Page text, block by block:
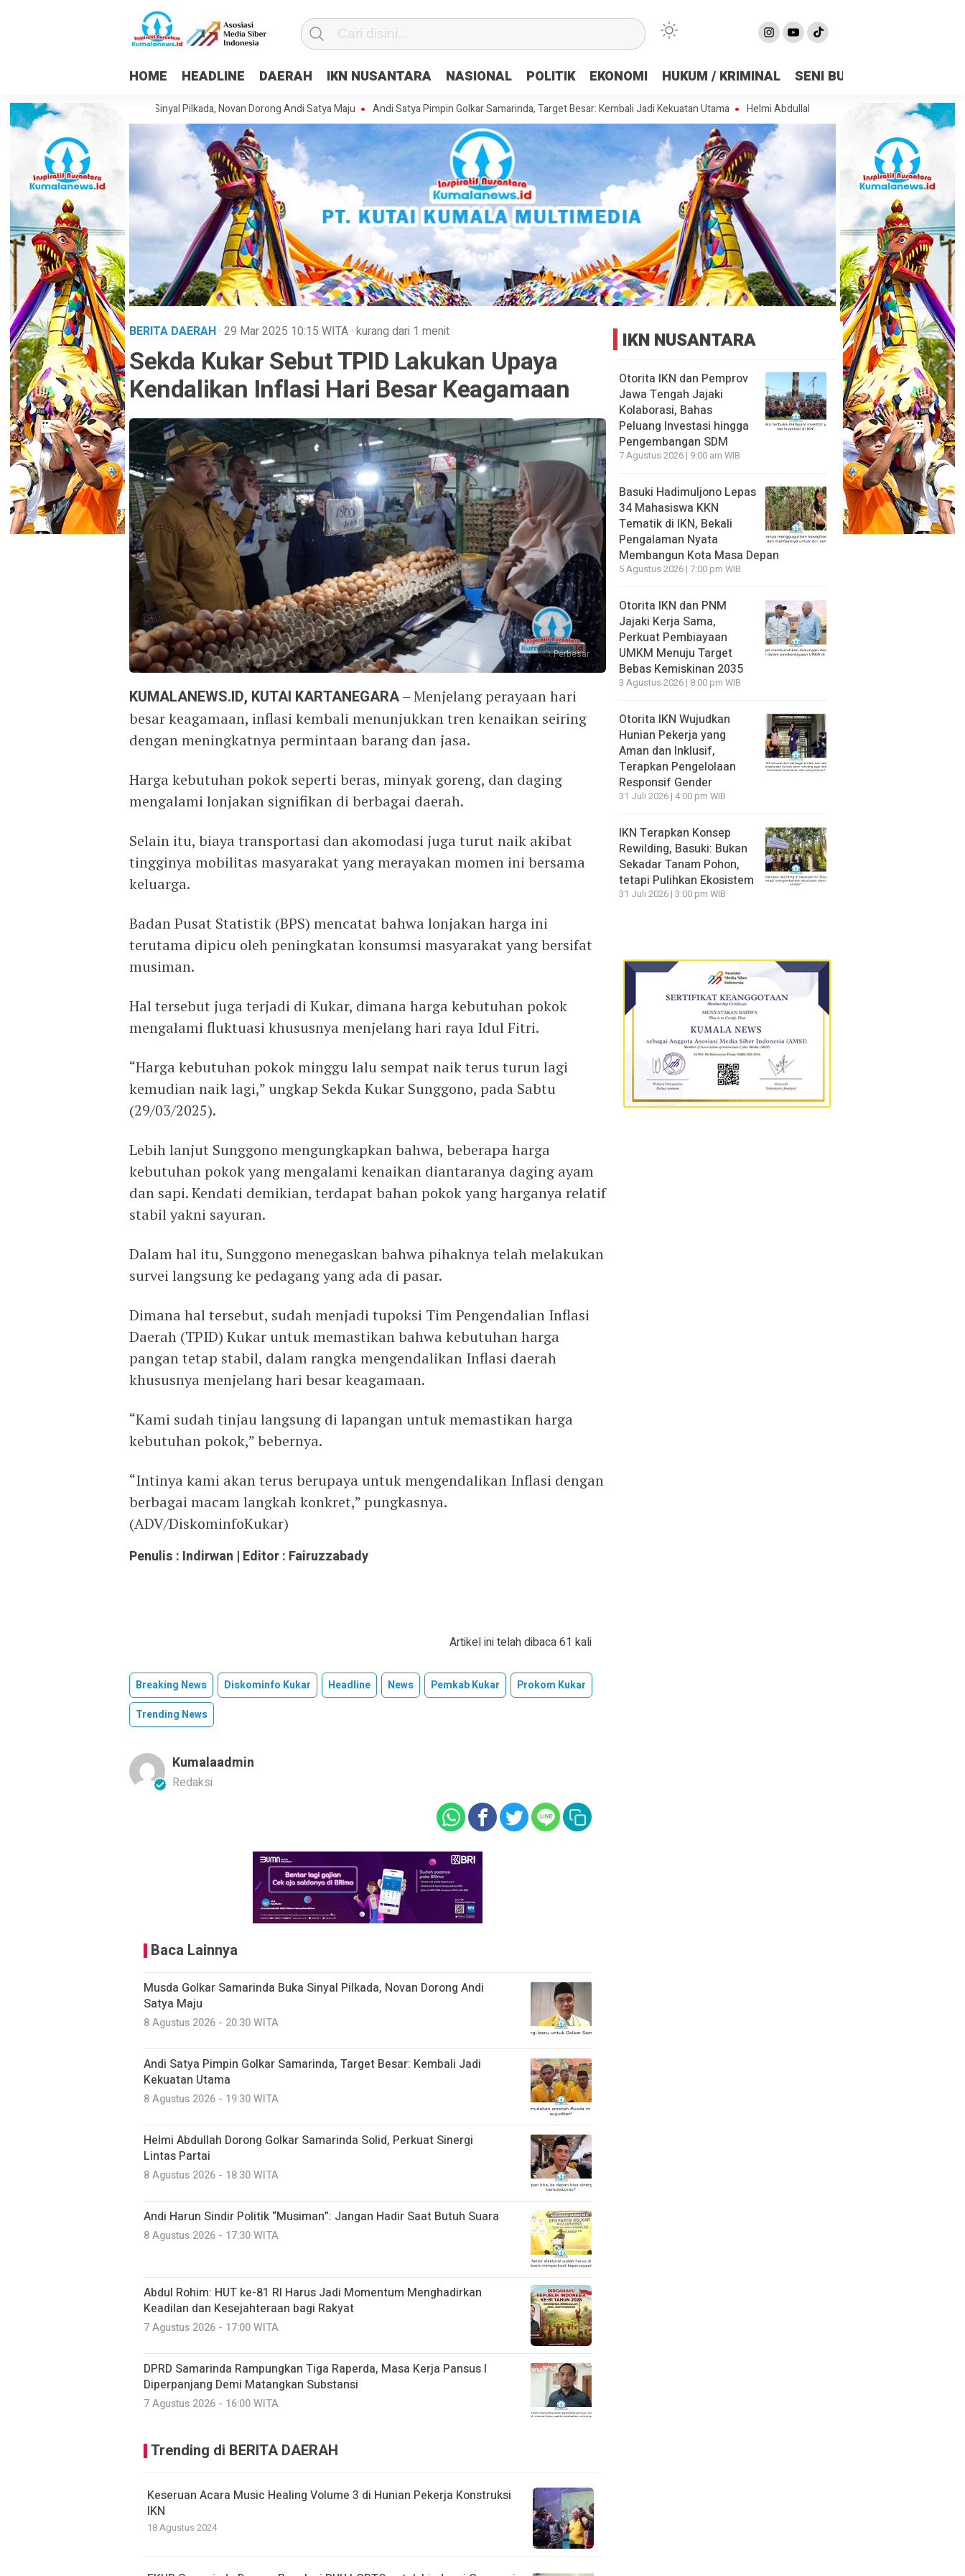
HOME HEADLINE DAERAH IKN NUSANTARA NASIONAL POLITIK EKONOMI HUKUM / KRIMINAL SENI BUDAYA
Golkar Samarinda Buka Sinyal Pilkada, Novan Dorong Andi Satya Maju Andi Satya Pimpin Golkar Samarinda, Target Besar: Kembali Jadi Kekuatan Utama Helmi Abdullah Dorong Golkar Samarinda Solid, Perkuat
BERITA DAERAH· 29 Mar 2025 10:15 WITA· kurang dari 1 menit
Sekda Kukar Sebut TPID Lakukan Upaya
Kendalikan Inflasi Hari Besar Keagamaan
Perbesar
KUMALANEWS.ID, KUTAI KARTANEGARA– Menjelang perayaan hari
besar keagamaan, inflasi kembali menunjukkan tren kenaikan seiring
dengan meningkatnya permintaan barang dan jasa.
Harga kebutuhan pokok seperti beras, minyak goreng, dan daging
mengalami lonjakan signifikan di berbagai daerah.
Selain itu, biaya transportasi dan akomodasi juga turut naik akibat
tingginya mobilitas masyarakat yang merayakan momen ini bersama
keluarga.
Badan Pusat Statistik (BPS) mencatat bahwa lonjakan harga ini
terutama dipicu oleh peningkatan konsumsi masyarakat yang bersifat
musiman.
Hal tersebut juga terjadi di Kukar, dimana harga kebutuhan pokok
mengalami fluktuasi khususnya menjelang hari raya Idul Fitri.
“Harga kebutuhan pokok minggu lalu sempat naik terus turun lagi
kemudian naik lagi,” ungkap Sekda Kukar Sunggono, pada Sabtu
(29/03/2025).
Lebih lanjut Sunggono mengungkapkan bahwa, beberapa harga
kebutuhan pokok yang mengalami kenaikan diantaranya daging ayam
dan sapi. Kendati demikian, terdapat bahan pokok yang harganya relatif
stabil yakni sayuran.
Dalam hal itu, Sunggono menegaskan bahwa pihaknya telah melakukan
survei langsung ke pedagang yang ada di pasar.
Dimana hal tersebut, sudah menjadi tupoksi Tim Pengendalian Inflasi
Daerah (TPID) Kukar untuk memastikan bahwa kebutuhan harga
pangan tetap stabil, dalam rangka mengendalikan Inflasi daerah
khususnya menjelang hari besar keagamaan.
“Kami sudah tinjau langsung di lapangan untuk memastikan harga
kebutuhan pokok,” bebernya.
“Intinya kami akan terus berupaya untuk mengendalikan Inflasi dengan
berbagai macam langkah konkret,” pungkasnya.
(ADV/DiskominfoKukar)
Penulis : Indirwan | Editor : Fairuzzabady
Artikel ini telah dibaca 61 kali
Breaking News Diskominfo Kukar Headline News Pemkab Kukar
Prokom Kukar
Trending News
Kumalaadmin
Redaksi
Baca Lainnya
Musda Golkar Samarinda Buka Sinyal Pilkada, Novan Dorong Andi
Satya Maju
8 Agustus 2026 - 20:30 WITA
Andi Satya Pimpin Golkar Samarinda, Target Besar: Kembali Jadi
Kekuatan Utama
8 Agustus 2026 - 19:30 WITA
Helmi Abdullah Dorong Golkar Samarinda Solid, Perkuat Sinergi
Lintas Partai
8 Agustus 2026 - 18:30 WITA
Andi Harun Sindir Politik “Musiman”: Jangan Hadir Saat Butuh Suara
8 Agustus 2026 - 17:30 WITA
Abdul Rohim: HUT ke-81 RI Harus Jadi Momentum Menghadirkan
Keadilan dan Kesejahteraan bagi Rakyat
7 Agustus 2026 - 17:00 WITA
DPRD Samarinda Rampungkan Tiga Raperda, Masa Kerja Pansus I
Diperpanjang Demi Matangkan Substansi
7 Agustus 2026 - 16:00 WITA
Trending di BERITA DAERAH
Keseruan Acara Music Healing Volume 3 di Hunian Pekerja Konstruksi
IKN
18 Agustus 2024
IKN NUSANTARA
Otorita IKN dan Pemprov
Jawa Tengah Jajaki
Kolaborasi, Bahas
Peluang Investasi hingga
Pengembangan SDM
7 Agustus 2026 | 9:00 am WIB
Basuki Hadimuljono Lepas
34 Mahasiswa KKN
Tematik di IKN, Bekali
Pengalaman Nyata
Membangun Kota Masa Depan
5 Agustus 2026 | 7:00 pm WIB
Otorita IKN dan PNM
Jajaki Kerja Sama,
Perkuat Pembiayaan
UMKM Menuju Target
Bebas Kemiskinan 2035
3 Agustus 2026 | 8:00 pm WIB
Otorita IKN Wujudkan
Hunian Pekerja yang
Aman dan Inklusif,
Terapkan Pengelolaan
Responsif Gender
31 Juli 2026 | 4:00 pm WIB
IKN Terapkan Konsep
Rewilding, Basuki: Bukan
Sekadar Tanam Pohon,
tetapi Pulihkan Ekosistem
31 Juli 2026 | 3:00 pm WIB